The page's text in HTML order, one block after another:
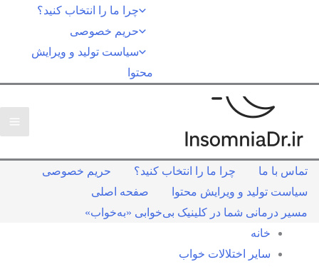
چرا ما را انتخاب کنید؟
حریم خصوصی
سیاست تولید و ویرایش
محتوا
تماس با ما چرا ما را انتخاب کنید؟
حریم خصوصی
سیاست تولید و ویرایش محتوا
صفحه اصلی
مسیر درمانی شما در کلینیک بی‌خوابی «به‌خواب»
خانه
سایر اختلالات خواب